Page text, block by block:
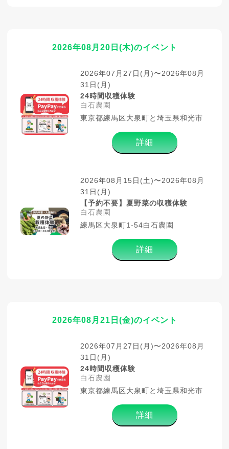
2026年08月20日(木)のイベント
2026年07月27日(月)〜2026年08月
31日(月)
24時間収穫体験
白石農園
東京都練馬区大泉町と埼玉県和光市
詳細
2026年08月15日(土)〜2026年08月
31日(月)
【予約不要】夏野菜の収穫体験
白石農園
練馬区大泉町1-54白石農園
詳細
2026年08月21日(金)のイベント
2026年07月27日(月)〜2026年08月
31日(月)
24時間収穫体験
白石農園
東京都練馬区大泉町と埼玉県和光市
詳細